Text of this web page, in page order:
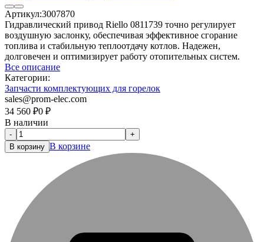
Артикул:3007870
Гидравлический привод Riello 0811739 точно регулирует
воздушную заслонку, обеспечивая эффективное сгорание
топлива и стабильную теплоотдачу котлов. Надежен,
долговечен и оптимизирует работу отопительных систем.
Все описание
Категории:
Запчасти комплектующих для горелок
sales@prom-elec.com
34 560 ₽0 ₽
В наличии
-
+
В корзину В корзине